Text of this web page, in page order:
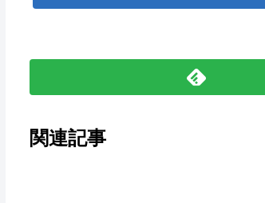
関連記事